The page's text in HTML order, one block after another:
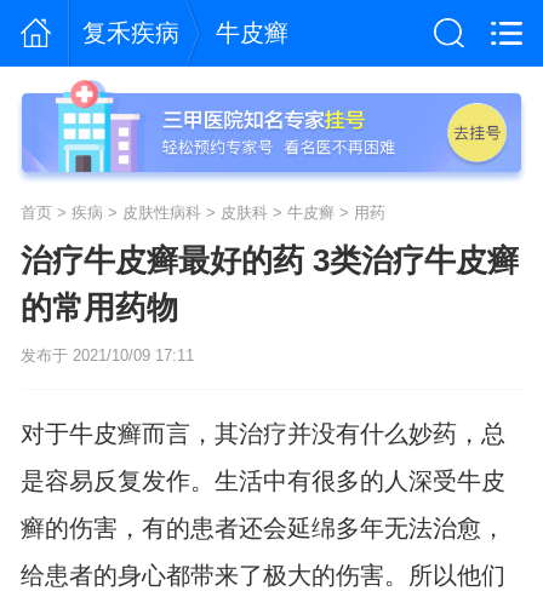
复禾疾病 牛皮癣
首页> 疾病 > 皮肤性病科> 皮肤科> 牛皮癣 > 用药
治疗牛皮癣最好的药 3类治疗牛皮癣
的常用药物
发布于 2021/10/09 17:11
对于牛皮癣而言，其治疗并没有什么妙药，总
是容易反复发作。生活中有很多的人深受牛皮
癣的伤害，有的患者还会延绵多年无法治愈，
给患者的身心都带来了极大的伤害。所以他们